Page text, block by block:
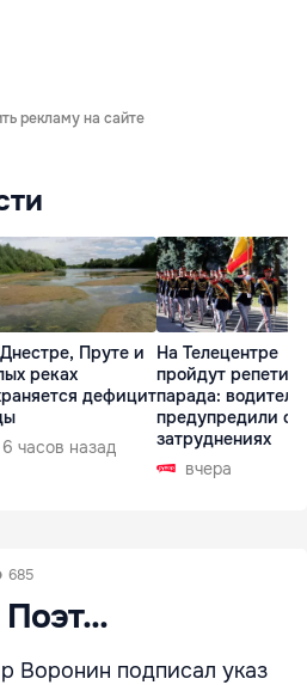
рекламу на сайте
Пруте и
реках
дефицит
6 часов назад
На Телецентре
пройдут
парада:
предупредили о
затруднениях
вчера
685
Воронин подписал указ